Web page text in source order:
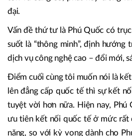
và chất Nam Bộ, với những
tâm thế khám phá, sáng tạo của
mở cõi”… Những nét văn hóa ấy
tồn và củng cố, phát huy trong
đại.
Vấn đề thứ tư là Phú Quốc có
suốt là “thông minh”, định
dịch vụ công nghệ cao – đổi mới,